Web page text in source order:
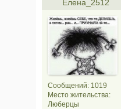
Елена_2512
Сообщений: 1019
Место жительства:
Люберцы